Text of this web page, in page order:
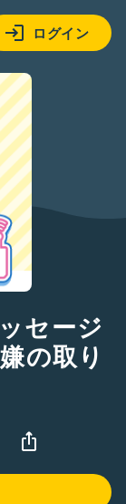
ログイン
セージ
の取り